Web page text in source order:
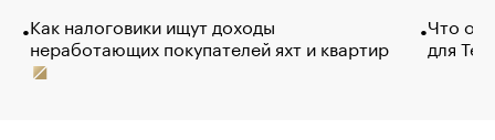
Как налоговики ищут доходы
неработающих покупателей яхт и квартир
Что
для